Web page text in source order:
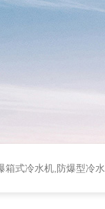
箱式冷水机,防爆型冷